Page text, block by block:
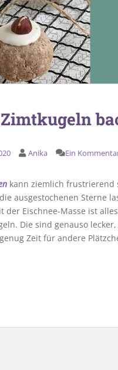
Anika Ein
kann ziemlich frustrierend
ausgestochenen Sterne
der Eischnee-Masse ist
Die sind genauso
Zeit für andere